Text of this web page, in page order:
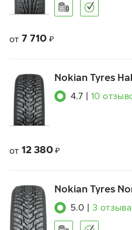
от 7 710 ₽
Nokian Tyres
4.7 10
от 12 380 ₽
Nokian Tyres
5.0 3 отзыва